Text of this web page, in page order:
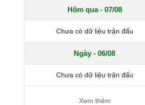
Hôm qua - 07/08
Chưa có dữ liệu trận đấu
Ngày - 06/08
Chưa có dữ liệu trận đấu
Xem thêm